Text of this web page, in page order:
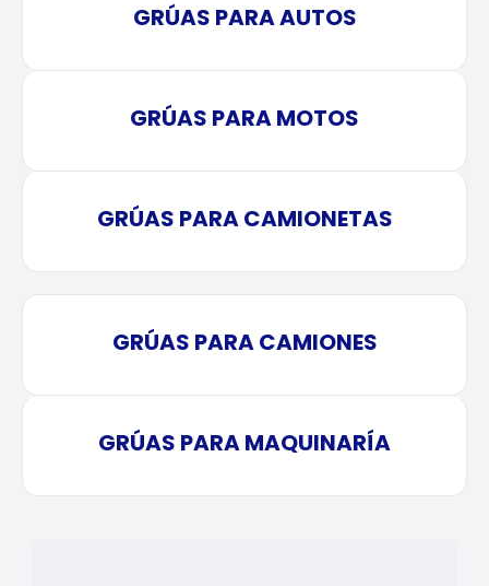
GRÚAS PARA AUTOS
GRÚAS PARA MOTOS
GRÚAS PARA CAMIONETAS
GRÚAS PARA CAMIONES
GRÚAS PARA MAQUINARÍA